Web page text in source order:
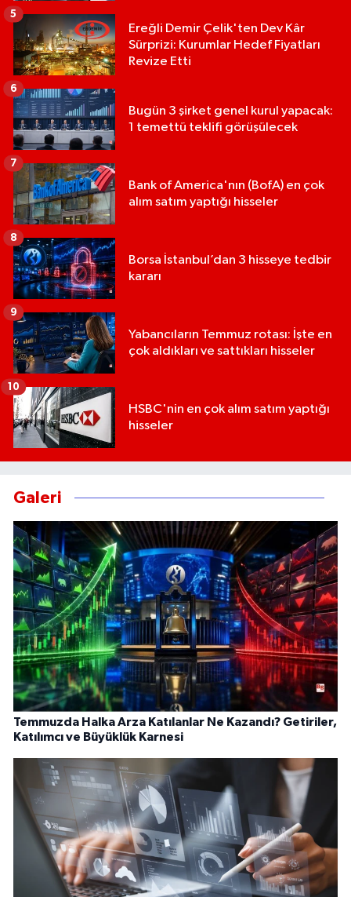
Ereğli Demir Çelik'ten Dev Kâr
Sürprizi: Kurumlar Hedef Fiyatları
Revize Etti
5
Bugün 3 şirket genel kurul yapacak:
1 temettü teklifi görüşülecek
6
Bank of America'nın (BofA) en çok
alım satım yaptığı hisseler
7
Borsa İstanbul’dan 3 hisseye tedbir
kararı
8
Yabancıların Temmuz rotası: İşte en
çok aldıkları ve sattıkları hisseler
9
HSBC'nin en çok alım satım yaptığı
hisseler
10
Galeri
Temmuzda Halka Arza Katılanlar Ne Kazandı? Getiriler,
Katılımcı ve Büyüklük Karnesi